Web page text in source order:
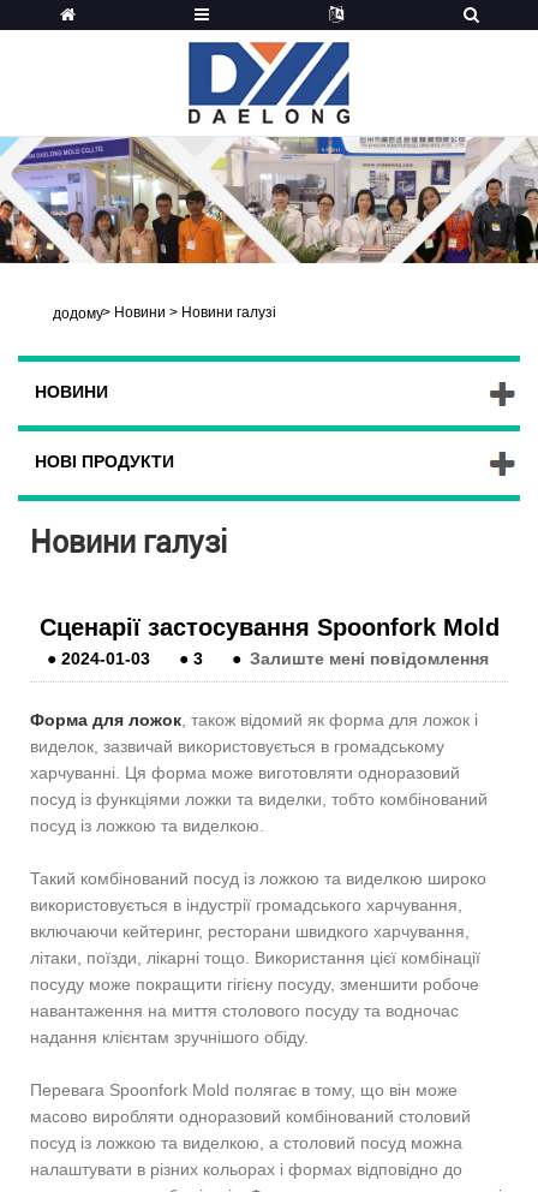
додому> Новини > Новини галузі
НОВИНИ
НОВІ ПРОДУКТИ
Новини галузі
Сценарії застосування Spoonfork Mold
● 2024-01-03 ● 3 ● Залиште мені повідомлення
Форма для ложок , також відомий як форма для ложок і
виделок, зазвичай використовується в громадському
харчуванні. Ця форма може виготовляти одноразовий
посуд із функціями ложки та виделки, тобто комбінований
посуд із ложкою та виделкою.
Такий комбінований посуд із ложкою та виделкою широко
використовується в індустрії громадського харчування,
включаючи кейтеринг, ресторани швидкого харчування,
літаки, поїзди, лікарні тощо. Використання цієї комбінації
посуду може покращити гігієну посуду, зменшити робоче
навантаження на миття столового посуду та водночас
надання клієнтам зручнішого обіду.
Перевага Spoonfork Mold полягає в тому, що він може
масово виробляти одноразовий комбінований столовий
посуд із ложкою та виделкою, а столовий посуд можна
налаштувати в різних кольорах і формах відповідно до